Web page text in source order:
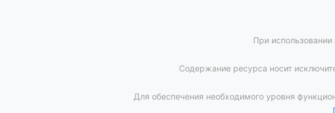
При
Содержание ресурса носит
Для обеспечения необходимого уровня